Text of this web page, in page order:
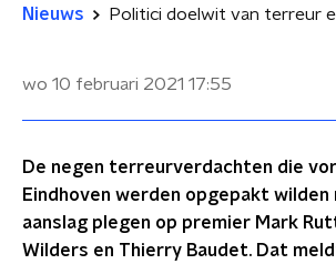
Nieuws
wo 10 februari 2021 17:55
De negen terreurverdachten die
Eindhoven werden opgepakt wilden
aanslag plegen op premier Mark
Wilders en Thierry Baudet. Dat